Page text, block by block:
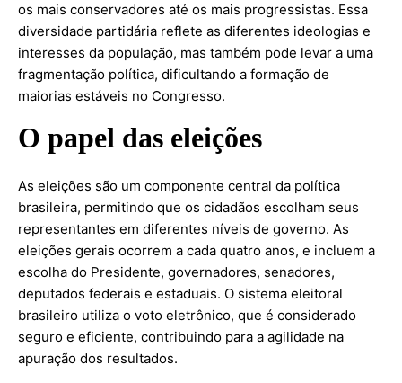
os mais conservadores até os mais progressistas. Essa
diversidade partidária reflete as diferentes ideologias e
interesses da população, mas também pode levar a uma
fragmentação política, dificultando a formação de
maiorias estáveis no Congresso.
O papel das eleições
As eleições são um componente central da política
brasileira, permitindo que os cidadãos escolham seus
representantes em diferentes níveis de governo. As
eleições gerais ocorrem a cada quatro anos, e incluem a
escolha do Presidente, governadores, senadores,
deputados federais e estaduais. O sistema eleitoral
brasileiro utiliza o voto eletrônico, que é considerado
seguro e eficiente, contribuindo para a agilidade na
apuração dos resultados.